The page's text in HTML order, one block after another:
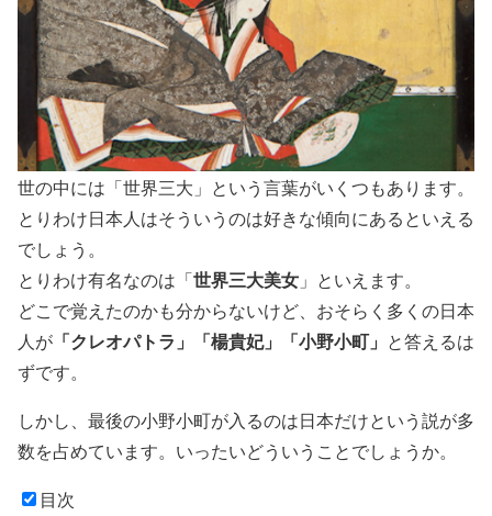
世の中には「世界三大」という言葉がいくつもあります。
とりわけ日本人はそういうのは好きな傾向にあるといえる
でしょう。
とりわけ有名なのは「世界三大美女 」といえます。
どこで覚えたのかも分からないけど、おそらく多くの日本
人が 「クレオパトラ」「楊貴妃」「小野小町」 と答えるは
ずです。
しかし、最後の小野小町が入るのは日本だけという説が多
数を占めています。いったいどういうことでしょうか。
目次